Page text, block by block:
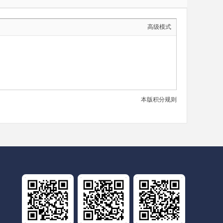
高级模式
本版积分规则